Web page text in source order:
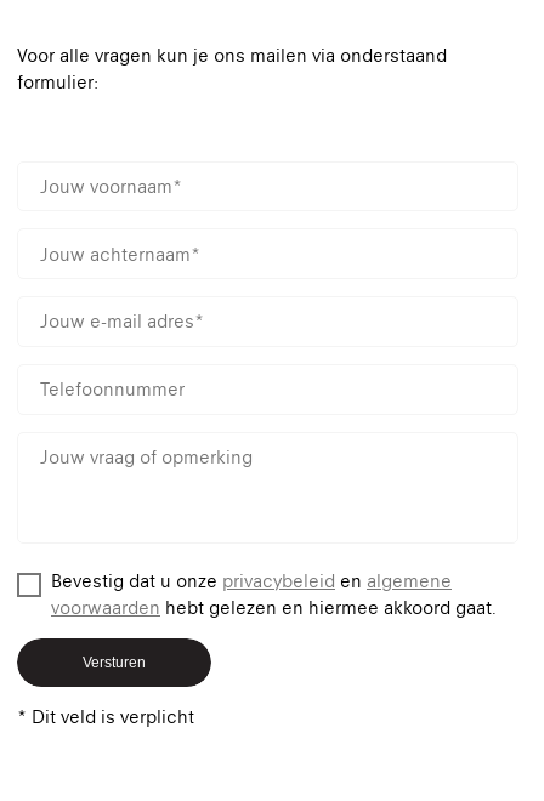
Voor alle vragen kun je ons mailen via onderstaand
formulier:
Bevestig dat u onze privacybeleid en algemene
voorwaarden hebt gelezen en hiermee akkoord gaat.
Versturen
* Dit veld is verplicht